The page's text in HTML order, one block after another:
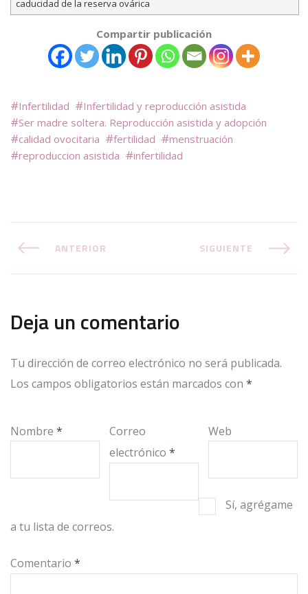
caducidad de la reserva ovárica
Compartir publicación
Infertilidad
Infertilidad y reproducción asistida
Ser madre soltera. Reproducción asistida y adopción
calidad ovocitaria
fertilidad
menstruación
reproduccion asistida
infertilidad
ANTERIOR SIGUIENTE
Deja un comentario
Tu dirección de correo electrónico no será publicada.
Los campos obligatorios están marcados con *
Nombre *
Correo
electrónico*
Web
Sí, agrégame
a tu lista de correos.
Comentario *